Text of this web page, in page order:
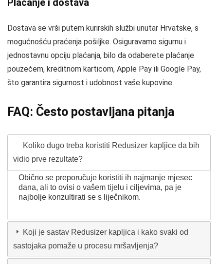
Plaćanje i dostava
Dostava se vrši putem kurirskih službi unutar Hrvatske, s
mogućnošću praćenja pošiljke. Osiguravamo sigurnu i
jednostavnu opciju plaćanja, bilo da odaberete plaćanje
pouzećem, kreditnom karticom, Apple Pay ili Google Pay,
što garantira sigurnost i udobnost vaše kupovine.
FAQ: Često postavljana pitanja
Koliko dugo treba koristiti Redusizer kapljice da bih
vidio prve rezultate?
Obično se preporučuje koristiti ih najmanje mjesec
dana, ali to ovisi o vašem tijelu i ciljevima, pa je
najbolje konzultirati se s liječnikom.
Koji je sastav Redusizer kapljica i kako svaki od
sastojaka pomaže u procesu mršavljenja?